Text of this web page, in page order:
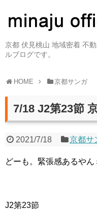
京都 伏見桃山 地域密着 不
ルブログです。
HOME 京都サンガ
7/18 J2第23節
2021/7/18 京都サ
どーも。緊張感あるやん
J2第23節